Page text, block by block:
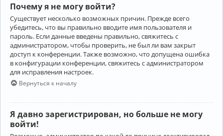
Почему я не могу войти?
Существует несколько возможных причин. Прежде всего
убедитесь, что вы правильно вводите имя пользователя и
пароль. Если данные введены правильно, свяжитесь с
администратором, чтобы проверить, не был ли вам закрыт
доступ к конференции. Также возможно, что допущена ошибка
в конфигурации конференции, свяжитесь с администратором
для исправления настроек.
Вернуться к началу
Я давно зарегистрирован, но больше не могу
войти!